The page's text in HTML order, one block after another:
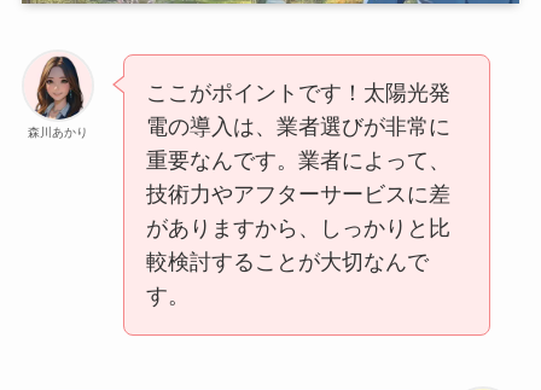
森川あかり
ここがポイントです！太陽光発
電の導入は、業者選びが非常に
重要なんです。業者によって、
技術力やアフターサービスに差
がありますから、しっかりと比
較検討することが大切なんで
す。